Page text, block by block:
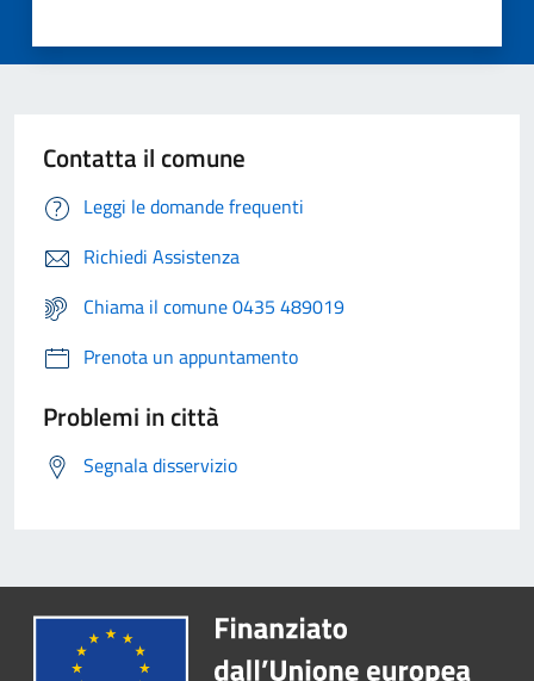
Contatta il comune
Leggi le domande frequenti
Richiedi Assistenza
Chiama il comune 0435 489019
Prenota un appuntamento
Problemi in città
Segnala disservizio